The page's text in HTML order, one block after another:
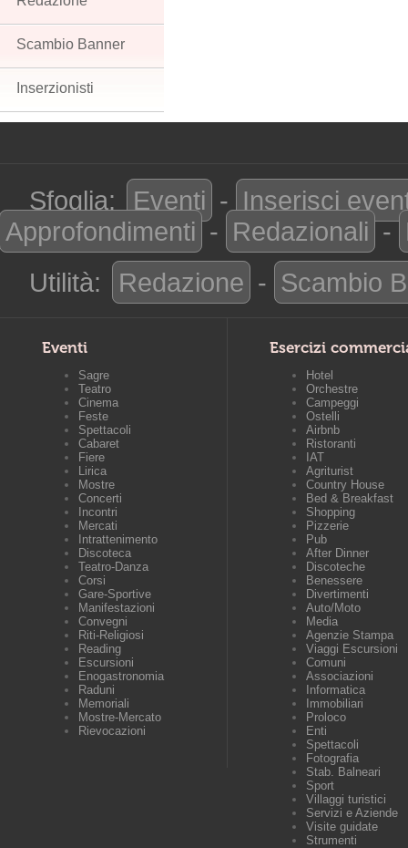
Scambio Banner
Inserzionisti
Sfoglia: Eventi - Inserisci
Approfondimenti - Redazionali -
Utilità:
Redazione - Scambio
Eventi
Sagre
Teatro
Cinema
Feste
Spettacoli
Cabaret
Fiere
Lirica
Mostre
Concerti
Incontri
Mercati
Intrattenimento
Discoteca
Teatro-Danza
Corsi
Gare-Sportive
Manifestazioni
Convegni
Riti-Religiosi
Reading
Escursioni
Enogastronomia
Raduni
Memoriali
Mostre-Mercato
Rievocazioni
Esercizi
Hotel
Orchestre
Campeggi
Ostelli
Airbnb
Ristoranti
IAT
Agriturist
Country House
Bed & Breakfast
Shopping
Pizzerie
Pub
After Dinner
Discoteche
Benessere
Divertimenti
Auto/Moto
Media
Agenzie Stampa
Viaggi Escursioni
Comuni
Associazioni
Informatica
Immobiliari
Proloco
Enti
Spettacoli
Fotografia
Stab. Balneari
Sport
Villaggi turistici
Servizi e Aziende
Visite guidate
Strumenti